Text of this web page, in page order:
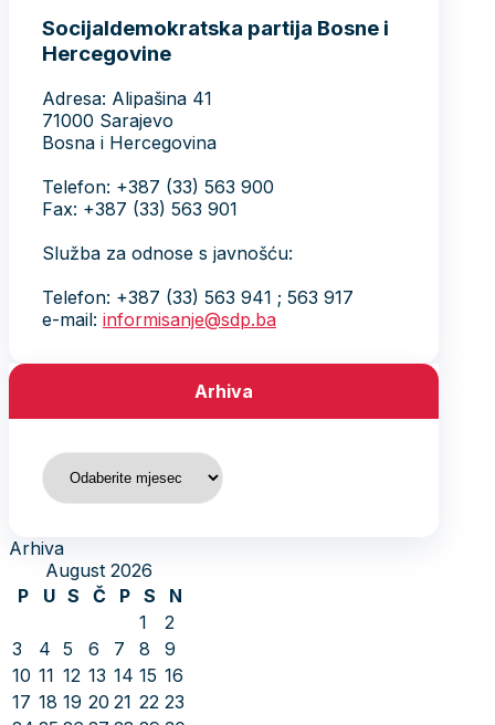
Socijaldemokratska partija Bosne i
Hercegovine
Adresa: Alipašina 41
71000 Sarajevo
Bosna i Hercegovina
Telefon: +387 (33) 563 900
Fax: +387 (33) 563 901
Služba za odnose s javnošću:
Telefon: +387 (33) 563 941 ; 563 917
e-mail: informisanje@sdp.ba
Arhiva
Arhiva
Arhiva
August 2026
P
U S Č P S
N
1
2
3
4 5 6 7 8
9
10 11 12 13 14 15 16
17 18 19 20 21 22 23